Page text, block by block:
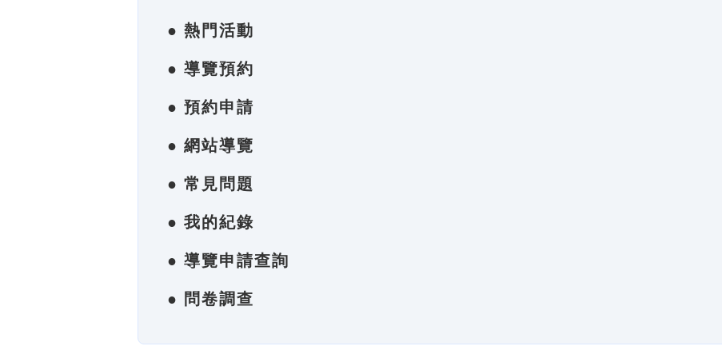
● 熱門活動
● 導覽預約
● 預約申請
● 網站導覽
● 常見問題
● 我的紀錄
● 導覽申請查詢
● 問卷調查